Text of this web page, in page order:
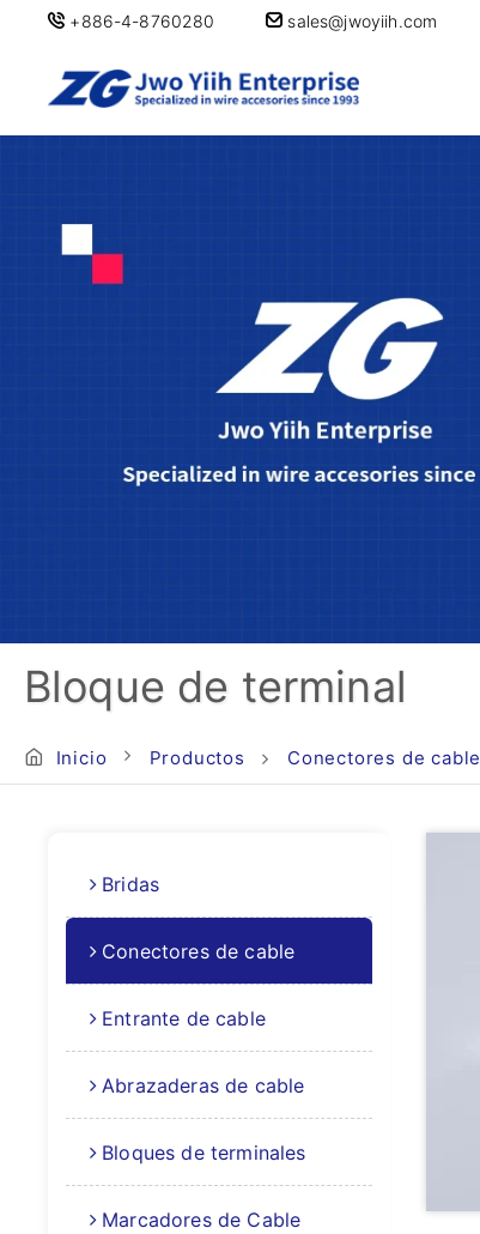
+886-4-8760280 sales@jwoyiih.com
Bloque de terminal
Inicio Productos Conectores de cable
Bridas
Conectores de cable
Entrante de cable
Abrazaderas de cable
Bloques de terminales
Marcadores de Cable